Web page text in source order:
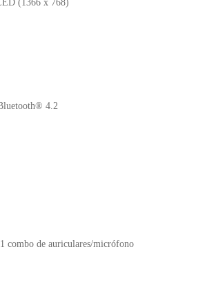
(1366 x 768)
4.2
combo de auriculares/micrófono